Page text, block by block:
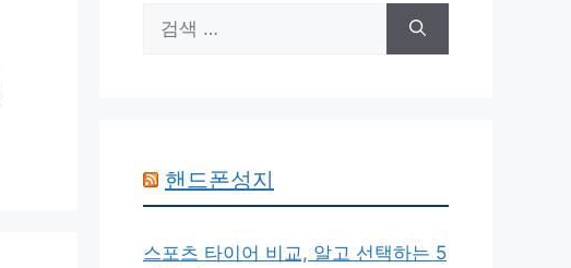
색:
핸드폰성지
스포츠 타이어 비교, 알고 선택하는 5